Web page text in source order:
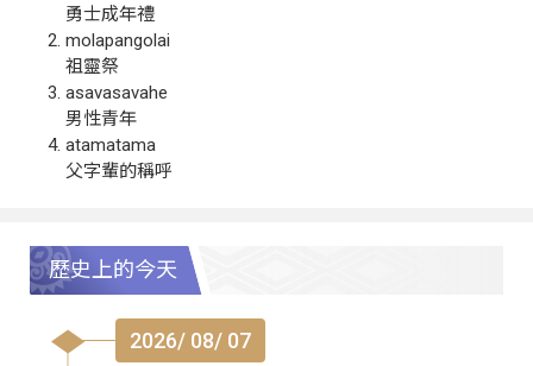
勇士成年禮
molapangolai
祖靈祭
asavasavahe
男性青年
atamatama
父字輩的稱呼
歷史上的今天
2026/ 08/ 07